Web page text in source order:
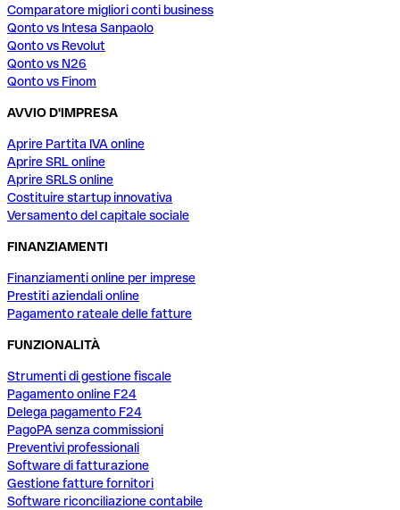
Comparatore migliori conti business
Qonto vs Intesa Sanpaolo
Qonto vs Revolut
Qonto vs N26
Qonto vs Finom
AVVIO D'IMPRESA
Aprire Partita IVA online
Aprire SRL online
Aprire SRLS online
Costituire startup innovativa
Versamento del capitale sociale
FINANZIAMENTI
Finanziamenti online per imprese
Prestiti aziendali online
Pagamento rateale delle fatture
FUNZIONALITÀ
Strumenti di gestione fiscale
Pagamento online F24
Delega pagamento F24
PagoPA senza commissioni
Preventivi professionali
Software di fatturazione
Gestione fatture fornitori
Software riconciliazione contabile